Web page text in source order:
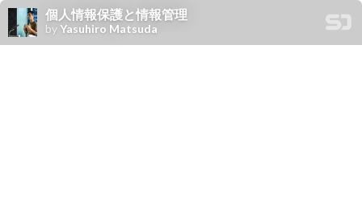
個人情報保護と情報管理
byYasuhiro Matsuda